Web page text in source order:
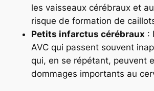
les vaisseaux cérébraux et
risque de formation de
Petits infarctus cérébraux :
AVC qui passent souvent
qui, en se répétant, peuvent
dommages importants au